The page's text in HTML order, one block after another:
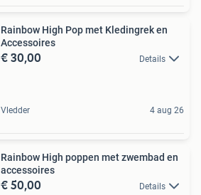
Rainbow High Pop met Kledingrek en
Accessoires
€ 30,00 Details
Vledder 4 aug 26
Rainbow High poppen met zwembad en
accessoires
€ 50,00 Details